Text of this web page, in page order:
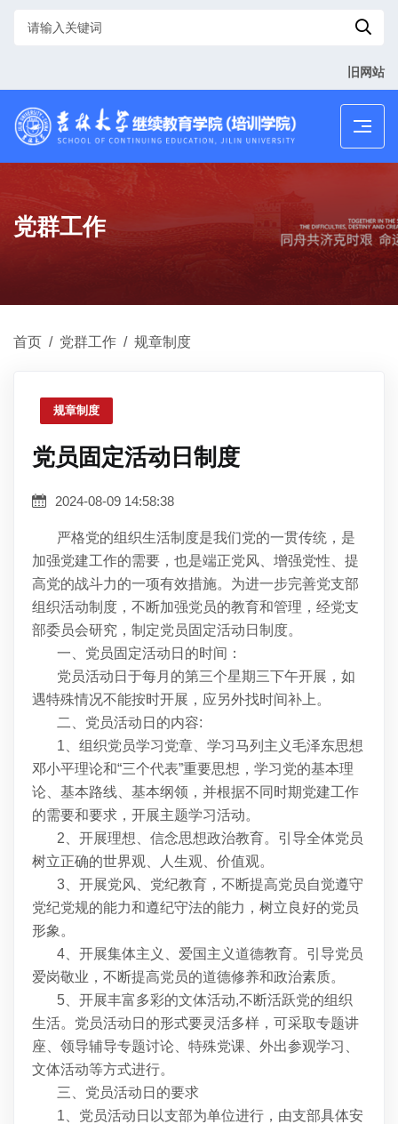
旧网站
党群工作
首页 / 党群工作 / 规章制度
规章制度
党员固定活动日制度
2024-08-09 14:58:38
严格党的组织生活制度是我们党的一贯传统，是
加强党建工作的需要，也是端正党风、增强党性、提
高党的战斗力的一项有效措施。为进一步完善党支部
组织活动制度，不断加强党员的教育和管理，经党支
部委员会研究，制定党员固定活动日制度。
一、党员固定活动日的时间：
党员活动日于每月的第三个星期三下午开展，如
遇特殊情况不能按时开展，应另外找时间补上。
二、党员活动日的内容:
1、组织党员学习党章、学习马列主义毛泽东思想
邓小平理论和“三个代表”重要思想，学习党的基本理
论、基本路线、基本纲领，并根据不同时期党建工作
的需要和要求，开展主题学习活动。
2、开展理想、信念思想政治教育。引导全体党员
树立正确的世界观、人生观、价值观。
3、开展党风、党纪教育，不断提高党员自觉遵守
党纪党规的能力和遵纪守法的能力，树立良好的党员
形象。
4、开展集体主义、爱国主义道德教育。引导党员
爱岗敬业，不断提高党员的道德修养和政治素质。
5、开展丰富多彩的文体活动,不断活跃党的组织
生活。党员活动日的形式要灵活多样，可采取专题讲
座、领导辅导专题讨论、特殊党课、外出参观学习、
文体活动等方式进行。
三、党员活动日的要求
1、党员活动日以支部为单位进行，由支部具体安